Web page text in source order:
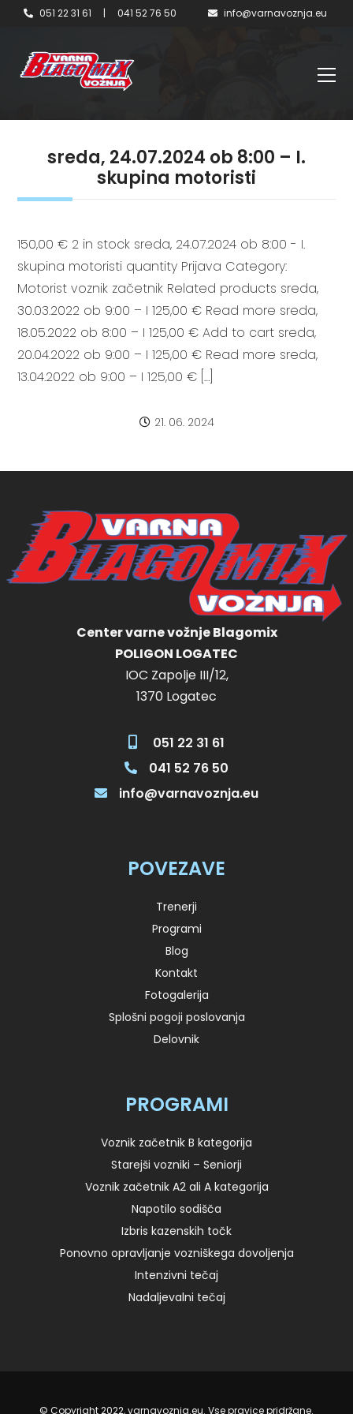
051 22 31 61 | 041 52 76 50 info@varnavoznja.eu
sreda, 24.07.2024 ob 8:00 – I.
skupina motoristi
150,00 € 2 in stock sreda, 24.07.2024 ob 8:00 - I.
skupina motoristi quantity Prijava Category:
Motorist voznik začetnik Related products sreda,
30.03.2022 ob 9:00 – I 125,00 € Read more sreda,
18.05.2022 ob 8:00 – I 125,00 € Add to cart sreda,
20.04.2022 ob 9:00 – I 125,00 € Read more sreda,
13.04.2022 ob 9:00 – I 125,00 € […]
21. 06. 2024
Center varne vožnje Blagomix
POLIGON LOGATEC
IOC Zapolje III/12,
1370 Logatec
051 22 31 61
041 52 76 50
info@varnavoznja.eu
POVEZAVE
Trenerji
Programi
Blog
Kontakt
Fotogalerija
Splošni pogoji poslovanja
Delovnik
PROGRAMI
Voznik začetnik B kategorija
Starejši vozniki – Seniorji
Voznik začetnik A2 ali A kategorija
Napotilo sodišča
Izbris kazenskih točk
Ponovno opravljanje vozniškega dovoljenja
Intenzivni tečaj
Nadaljevalni tečaj
© Copyright 2022, varnavoznja.eu. Vse pravice pridržane.